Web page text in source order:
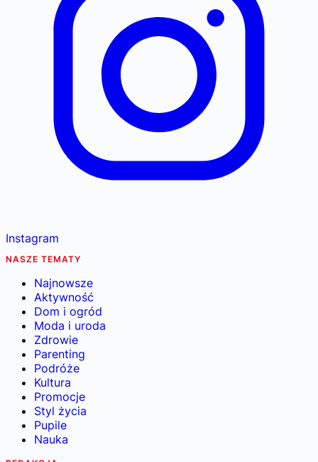
Instagram
NASZE TEMATY
Najnowsze
Aktywność
Dom i ogród
Moda i uroda
Zdrowie
Parenting
Podróże
Kultura
Promocje
Styl życia
Pupile
Nauka